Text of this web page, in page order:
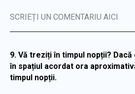
SCRIEȚI UN COMENTARIU AICI
9. Vă treziți în timpul nopții? Dacă
în spațiul acordat ora
timpul nopții.